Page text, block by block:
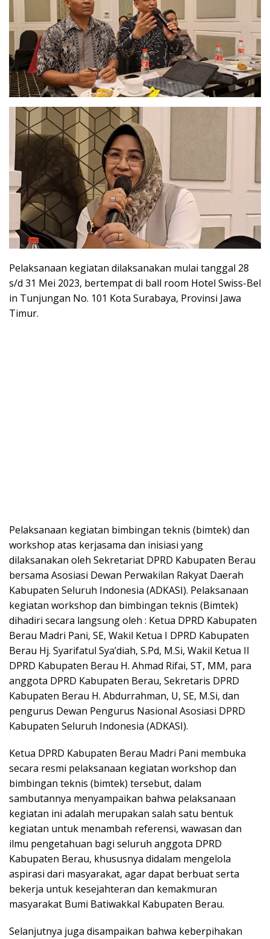
Pelaksanaan kegiatan dilaksanakan mulai tanggal 28
s/d 31 Mei 2023, bertempat di ball room Hotel Swiss-Bel
in Tunjungan No. 101 Kota Surabaya, Provinsi Jawa
Timur.
Pelaksanaan kegiatan bimbingan teknis (bimtek) dan
workshop atas kerjasama dan inisiasi yang
dilaksanakan oleh Sekretariat DPRD Kabupaten Berau
bersama Asosiasi Dewan Perwakilan Rakyat Daerah
Kabupaten Seluruh Indonesia (ADKASI). Pelaksanaan
kegiatan workshop dan bimbingan teknis (Bimtek)
dihadiri secara langsung oleh : Ketua DPRD Kabupaten
Berau Madri Pani, SE, Wakil Ketua I DPRD Kabupaten
Berau Hj. Syarifatul Sya’diah, S.Pd, M.Si, Wakil Ketua II
DPRD Kabupaten Berau H. Ahmad Rifai, ST, MM, para
anggota DPRD Kabupaten Berau, Sekretaris DPRD
Kabupaten Berau H. Abdurrahman, U, SE, M.Si, dan
pengurus Dewan Pengurus Nasional Asosiasi DPRD
Kabupaten Seluruh Indonesia (ADKASI).
Ketua DPRD Kabupaten Berau Madri Pani membuka
secara resmi pelaksanaan kegiatan workshop dan
bimbingan teknis (bimtek) tersebut, dalam
sambutannya menyampaikan bahwa pelaksanaan
kegiatan ini adalah merupakan salah satu bentuk
kegiatan untuk menambah referensi, wawasan dan
ilmu pengetahuan bagi seluruh anggota DPRD
Kabupaten Berau, khususnya didalam mengelola
aspirasi dari masyarakat, agar dapat berbuat serta
bekerja untuk kesejahteran dan kemakmuran
masyarakat Bumi Batiwakkal Kabupaten Berau.
Selanjutnya juga disampaikan bahwa keberpihakan